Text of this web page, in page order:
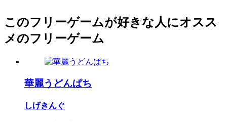
このフリーゲームが好きな人にオスス
メのフリーゲーム
華麗うどんぱち
しげきんぐ